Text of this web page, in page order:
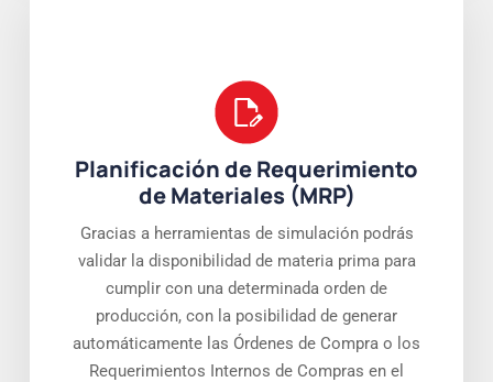
Planificación de Requerimiento
de Materiales (MRP)
Gracias a herramientas de simulación podrás
validar la disponibilidad de materia prima para
cumplir con una determinada orden de
producción, con la posibilidad de generar
automáticamente las Órdenes de Compra o los
Requerimientos Internos de Compras en el